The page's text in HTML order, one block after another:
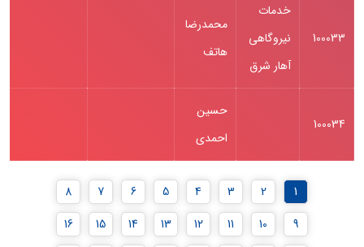
100033
خدمات
نیروگاهی
آهار شرق
محمدرضا
هاتف
100034
حسین
احمدی
1
2
3
4
5
6
7
8
9
10
11
12
13
14
15
16